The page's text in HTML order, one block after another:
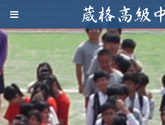
Jump to
葳
格
高
級